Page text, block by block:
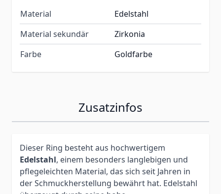
Material
Edelstahl
Material sekundär
Zirkonia
Farbe
Goldfarbe
Zusatzinfos
Dieser Ring besteht aus hochwertigem
Edelstahl, einem besonders langlebigen und
pflegeleichten Material, das sich seit Jahren in
der Schmuckherstellung bewährt hat. Edelstahl